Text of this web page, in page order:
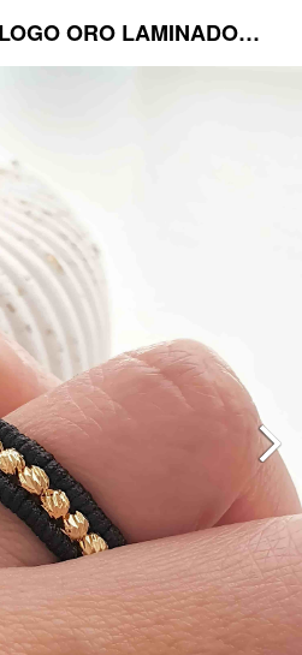
CATÁLOGO ORO LAMINADO VIP